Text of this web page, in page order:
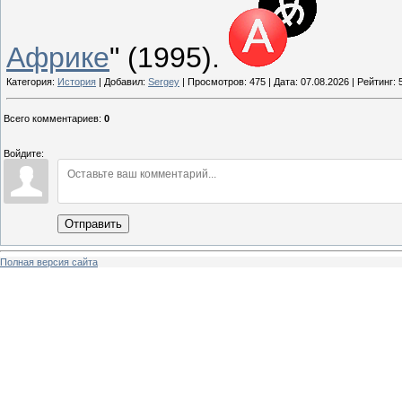
Африке" (1995).
Категория: История | Добавил: Sergey | Просмотров: 475 | Дата: 07.08.2026 | Рейтинг:
Всего комментариев: 0
Войдите:
Отправить
Полная версия сайта